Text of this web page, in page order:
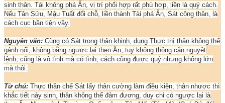
sinh thân. Tài không phá Ấn, vị trí phối hợp rất phù hợp, liền là quý cách.
Nếu Tân Sửu, Mậu Tuất đổi chỗ, liền thành Tài phá Ấn, Sát công thân, là
cách cục bần tiện vậy.
Nguyên văn: Cũng có Sát trọng thân khinh, dụng Thực thì thân không thể
gánh nổi, không bằng ngược lại theo Ấn, tuy không thông căn nguyệt
lệnh, cũng là vô tình mà có tình, cách cũng được quý nhưng không lớn
mà thôi.
Từ chú: Thực thần chế Sát lấy thân cường làm điều kiện, thân nhược thì
khắc tiết nảy sinh, thân không thể đảm đương, duy chỉ có ngược lại là